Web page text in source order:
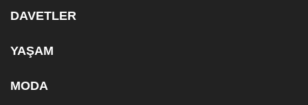
DAVETLER
YAŞAM
MODA